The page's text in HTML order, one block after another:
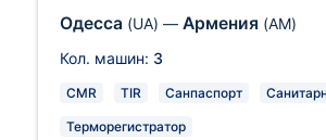
Одесса (UA) — Армения (AM)
Кол. машин: 3
CMR TIR Санпаспорт
Терморегистратор